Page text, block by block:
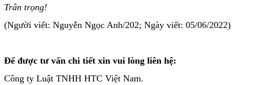
Trân trọng!
(Người viết: Nguyễn Ngọc Anh/202; Ngày viết: 05/06/2022)
Để được tư vấn chi tiết xin vui lòng liên hệ:
Công ty Luật TNHH HTC Việt Nam.